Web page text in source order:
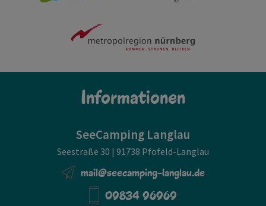
Informationen
SeeCamping Langlau
Seestraße 30 | 91738 Pfofeld-Langlau
mail@seecamping-langlau.de
09834 96969